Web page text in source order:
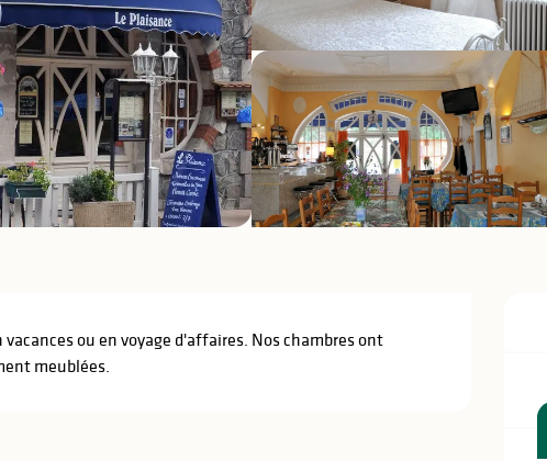
ou en voyage d'affaires. Nos chambres ont
meublées.